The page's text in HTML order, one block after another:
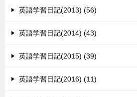
英語学習日記(2013) (56)
英語学習日記(2014) (43)
英語学習日記(2015) (39)
英語学習日記(2016) (11)